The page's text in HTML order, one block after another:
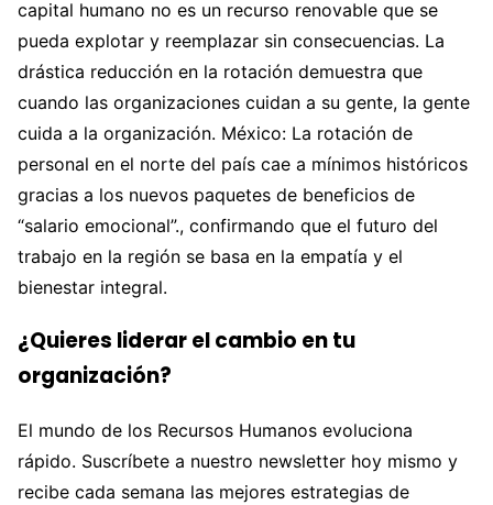
capital humano no es un recurso renovable que se
pueda explotar y reemplazar sin consecuencias. La
drástica reducción en la rotación demuestra que
cuando las organizaciones cuidan a su gente, la gente
cuida a la organización. México: La rotación de
personal en el norte del país cae a mínimos históricos
gracias a los nuevos paquetes de beneficios de
“salario emocional”., confirmando que el futuro del
trabajo en la región se basa en la empatía y el
bienestar integral.
¿Quieres liderar el cambio en tu
organización?
El mundo de los Recursos Humanos evoluciona
rápido. Suscríbete a nuestro newsletter hoy mismo y
recibe cada semana las mejores estrategias de